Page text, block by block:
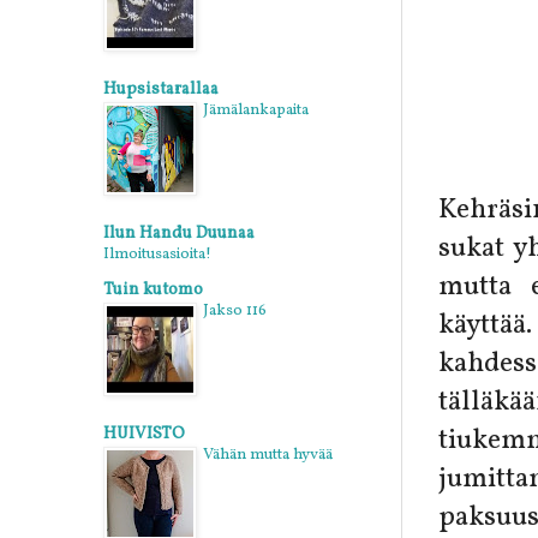
sukat
mutta
Hupsistarallaa
Jämälankapaita
Ilun Handu Duunaa
Ilmoitusasioita!
Tuin kutomo
Jakso 116
HUIVISTO
Vähän mutta hyvää